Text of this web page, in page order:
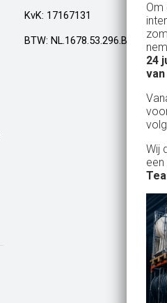
Top!
Al een aantal jaar huren wij in
een kamphuis met vrienden. We
dan een bar incl vaten bier en
wordt netjes voor ons
doen als je een vat gaat
Alle spullen worden op
weer netjes opgehaald ook al
dan weer thuis ;) In het warme
van 10 juli waren wij wederom
Geldrop en we hebben van het
het eind een heerlijk koud
gedronken! Top installatie !!
KvK: 17167131
BTW: NL.1678.53.296.B01
Om
24
Wij